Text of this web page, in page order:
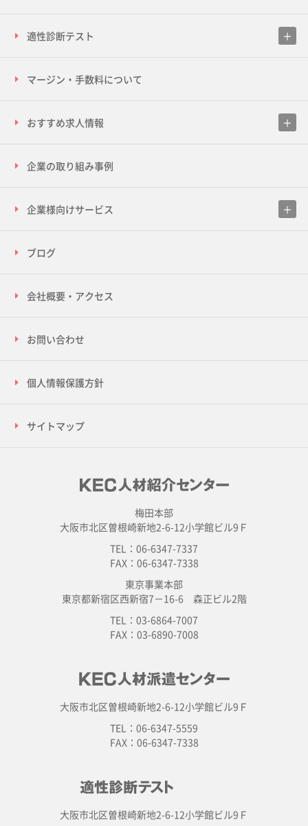
適性診断テスト
マージン・手数料について
おすすめ求人情報
企業の取り組み事例
企業様向けサービス
ブログ
会社概要・アクセス
お問い合わせ
個人情報保護方針
サイトマップ
梅田本部
大阪市北区曽根崎新地2-6-12小学館ビル9Ｆ
TEL：06-6347-7337
FAX：06-6347-7338
東京事業本部
東京都新宿区西新宿7－16-6 森正ビル2階
TEL：03-6864-7007
FAX：03-6890-7008
大阪市北区曽根崎新地2-6-12小学館ビル9Ｆ
TEL：06-6347-5559
FAX：06-6347-7338
大阪市北区曽根崎新地2-6-12小学館ビル9Ｆ